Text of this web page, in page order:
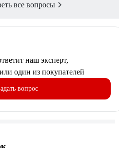
все вопросы
наш эксперт,
один из покупателей
вопрос